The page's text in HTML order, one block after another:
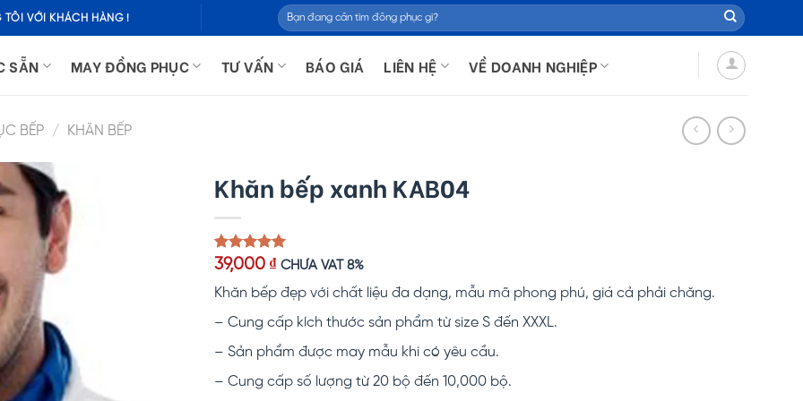
TÔI VỚI KHÁCH HÀNG !
Tìm
kiếm:
SẴN MAY ĐỒNG PHỤC TƯ VẤN BÁO GIÁ LIÊN HỆ VỀ DOANH NGHIỆP
BẾP / KHĂN BẾP
Khăn bếp xanh KAB04
5.00trên 5
dựa trên
1
đánh giá
39,000 ₫ CHƯA VAT 8%
Khăn bếp đẹp với chất liệu đa dạng, mẫu mã phong phú, giá cả phải chăng.
– Cung cấp kích thước sản phẩm từ size S đến XXXL.
– Sản phẩm được may mẫu khi có yêu cầu.
– Cung cấp số lượng từ 20 bộ đến 10,000 bộ.